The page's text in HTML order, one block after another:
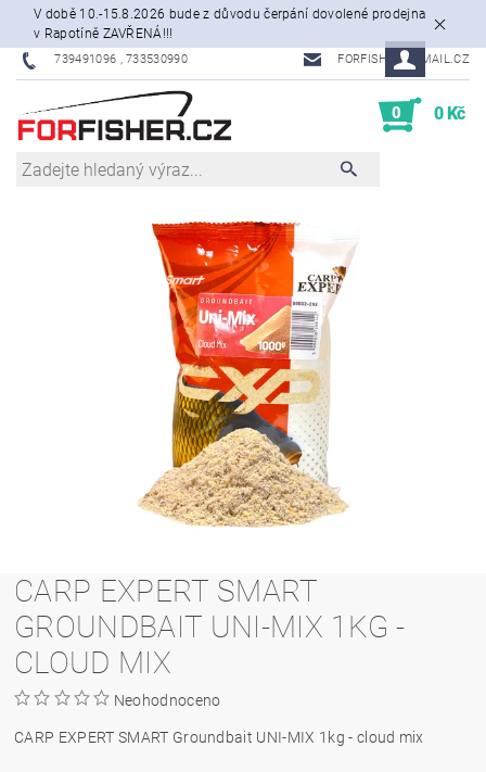
V době 10.-15.8.2026 bude z důvodu čerpání dovolené prodejna
v Rapotíně ZAVŘENÁ!!!
739491096 , 733530990 FORFISHER@EMAIL.CZ
0 0 Kč
CARP EXPERT SMART
GROUNDBAIT UNI-MIX 1KG -
CLOUD MIX
Neohodnoceno
CARP EXPERT SMART Groundbait UNI-MIX 1kg - cloud mix